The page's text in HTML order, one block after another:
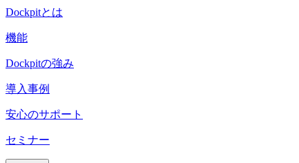
Dockpitとは
機能
Dockpitの強み
導入事例
安心のサポート
セミナー